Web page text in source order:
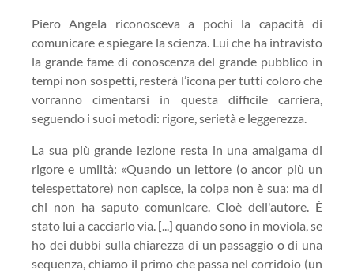
Piero Angela riconosceva a pochi la capacità di
comunicare e spiegare la scienza. Lui che ha intravisto
la grande fame di conoscenza del grande pubblico in
tempi non sospetti, resterà l’icona per tutti coloro che
vorranno cimentarsi in questa difficile carriera,
seguendo i suoi metodi: rigore, serietà e leggerezza.
La sua più grande lezione resta in una amalgama di
rigore e umiltà: «Quando un lettore (o ancor più un
telespettatore) non capisce, la colpa non è sua: ma di
chi non ha saputo comunicare. Cioè dell'autore. È
stato lui a cacciarlo via. [...] quando sono in moviola, se
ho dei dubbi sulla chiarezza di un passaggio o di una
sequenza, chiamo il primo che passa nel corridoio (un